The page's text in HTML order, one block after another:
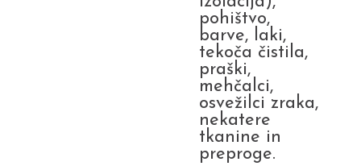
pohištvo,
barve, laki,
tekoča čistila,
praški,
mehčalci,
osvežilci zraka,
nekatere
tkanine in
preproge.